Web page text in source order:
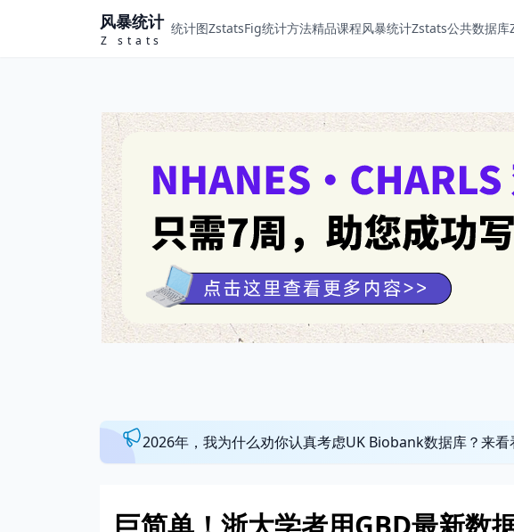
风暴统计
Z stats
统计图ZstatsFig统计方法精品课程风暴统计Zstats公共数据库
2026年，我为什么劝你认真考虑UK Biobank数据库？来